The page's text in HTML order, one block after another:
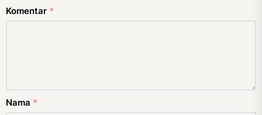
Komentar *
Nama *